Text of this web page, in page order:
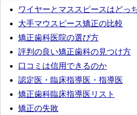
ワイヤーとマススピースはどっ
大手マウスピース矯正の比較
矯正歯科医院の選び方
評判の良い矯正歯科の見つけ方
口コミは信用できるのか
認定医・臨床指導医・指導医
矯正歯科臨床指導医リスト
矯正の失敗